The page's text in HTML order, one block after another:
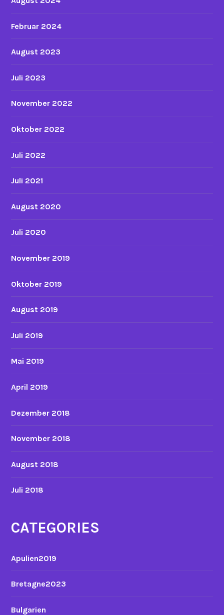
Februar 2024
August 2023
Juli 2023
November 2022
Oktober 2022
Juli 2022
Juli 2021
August 2020
Juli 2020
November 2019
Oktober 2019
August 2019
Juli 2019
Mai 2019
April 2019
Dezember 2018
November 2018
August 2018
Juli 2018
CATEGORIES
Apulien2019
Bretagne2023
Bulgarien